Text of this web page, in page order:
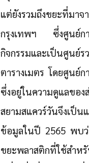
แต่ยังรวมถึงขยะที่มา
กรุงเทพฯ ซึ่งศูนย์กา
กิจกรรมและเป็นศูนย์
ตารางเมตร โดยศูนย์
ซึ่งอยู่ในความดูแลข
สยามสแควร์วันจึงเป็
ข้อมูลในปี 2565 พบว่
ขยะพลาสติกที่ใช้สำห